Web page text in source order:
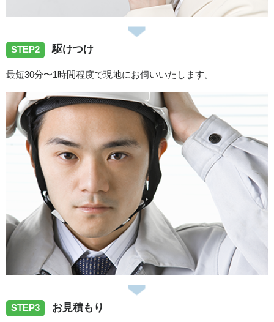
STEP2 駆けつけ
最短30分〜1時間程度で現地にお伺いいたします。
STEP3 お見積もり